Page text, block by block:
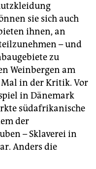
sie sich auch
ihnen, an
– und
zu
Weinbergen am
in der Kritik. Vor
in Dänemark
südafrikanische
der
– Sklaverei in
Anders die